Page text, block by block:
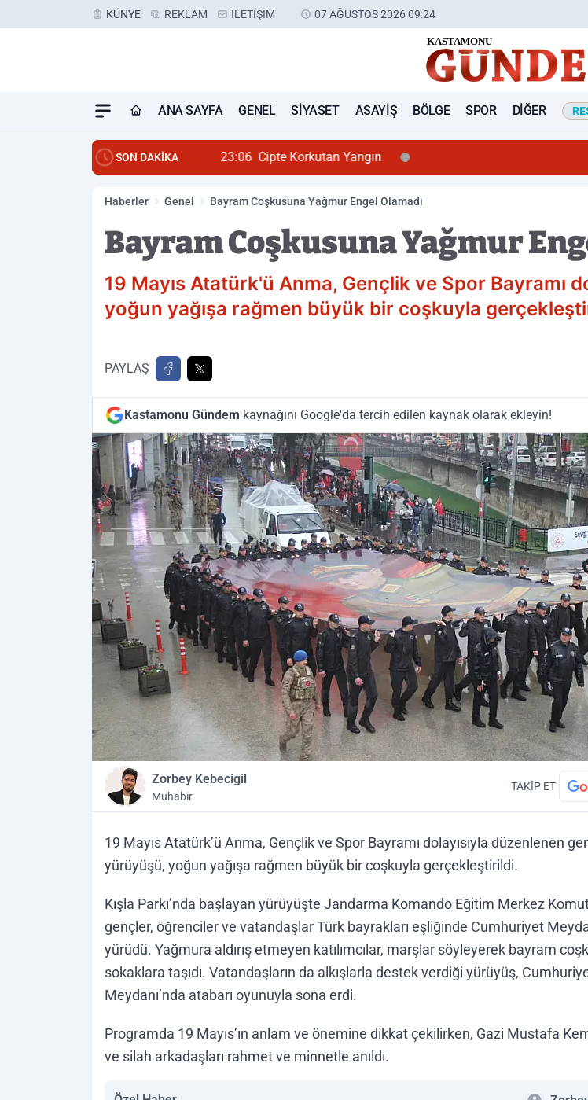
KÜNYE REKLAM İLETIŞIM 07 AĞUSTOS 2026 09:24
ANA SAYFA GENEL SIYASET ASAYIŞ BÖLGE SPOR DIĞER
SON DAKİKA 23:06 Cipte Korkutan Yangın
Haberler Genel Bayram Coşkusuna Yağmur Engel Olamadı
Bayram Coşkusuna Yağmur
19 Mayıs Atatürk'ü Anma, Gençlik ve Spor Bayramı
yoğun yağışa rağmen büyük bir coşkuyla
PAYLAŞ
Kastamonu Gündem kaynağını Google'da tercih edilen kaynak olarak ekleyin!
Zorbey Kebecigil
Muhabir
TAKİP ET
19 Mayıs Atatürk’ü Anma, Gençlik ve Spor Bayramı dolayısıyla düzenlenen
yürüyüşü, yoğun yağışa rağmen büyük bir coşkuyla gerçekleştirildi.
Kışla Parkı’nda başlayan yürüyüşte Jandarma Komando Eğitim Merkez
gençler, öğrenciler ve vatandaşlar Türk bayrakları eşliğinde Cumhuriyet
yürüdü. Yağmura aldırış etmeyen katılımcılar, marşlar söyleyerek bayram
sokaklara taşıdı. Vatandaşların da alkışlarla destek verdiği yürüyüş,
Meydanı’nda atabarı oyunuyla sona erdi.
Programda 19 Mayıs’ın anlam ve önemine dikkat çekilirken, Gazi Mustafa
ve silah arkadaşları rahmet ve minnetle anıldı.